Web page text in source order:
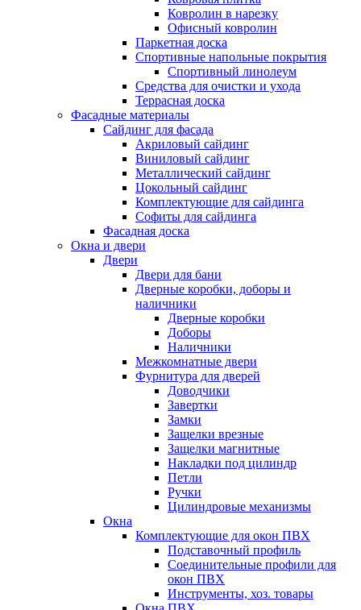
Ковролин в нарезку
Офисный ковролин
Паркетная доска
Спортивные напольные покрытия
Спортивный линолеум
Средства для очистки и ухода
Террасная доска
Фасадные материалы
Сайдинг для фасада
Акриловый сайдинг
Виниловый сайдинг
Металлический сайдинг
Цокольный сайдинг
Комплектующие для сайдинга
Софиты для сайдинга
Фасадная доска
Окна и двери
Двери
Двери для бани
Дверные коробки, доборы и
наличники
Дверные коробки
Доборы
Наличники
Межкомнатные двери
Фурнитура для дверей
Доводчики
Завертки
Замки
Защелки врезные
Защелки магнитные
Накладки под цилиндр
Петли
Ручки
Цилиндровые механизмы
Окна
Комплектующие для окон ПВХ
Подставочный профиль
Соединительные профили для
окон ПВХ
Инструменты, хоз. товары